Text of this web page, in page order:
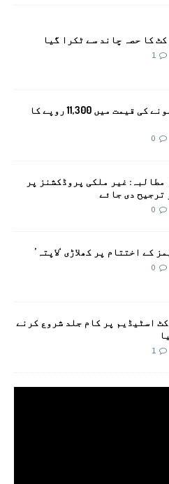
کا حصہ چاند سے ٹکرا گیا
1
پاکستان میں سونے کی قیمت میں 11,300 روپے کا
0
مطالبہ: غیر ملکی پروڈکشنز پر
ترجیح دی جائے
0
کے اختتام پر کھلاڑی ‘لاپتہ’
0
اسٹیڈیم پر کام جلد شروع کرنے
1